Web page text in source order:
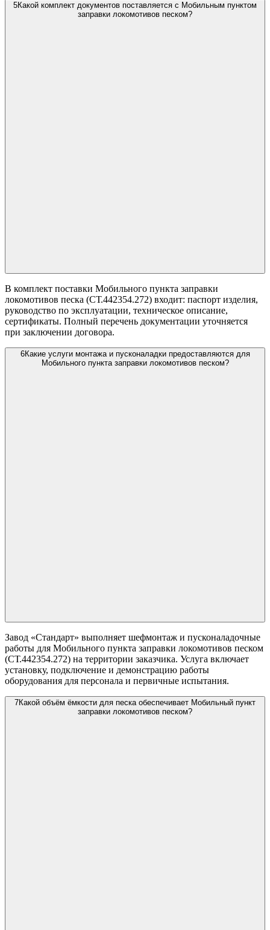
5Какой комплект документов поставляется с Мобильным пунктом
заправки локомотивов песком?
В комплект поставки Мобильного пункта заправки
локомотивов песка (СТ.442354.272) входит: паспорт изделия,
руководство по эксплуатации, техническое описание,
сертификаты. Полный перечень документации уточняется
при заключении договора.
6Какие услуги монтажа и пусконаладки предоставляются для
Мобильного пункта заправки локомотивов песком?
Завод «Стандарт» выполняет шефмонтаж и пусконаладочные
работы для Мобильного пункта заправки локомотивов песком
(СТ.442354.272) на территории заказчика. Услуга включает
установку, подключение и демонстрацию работы
оборудования для персонала и первичные испытания.
7Какой объём ёмкости для песка обеспечивает Мобильный пункт
заправки локомотивов песком?